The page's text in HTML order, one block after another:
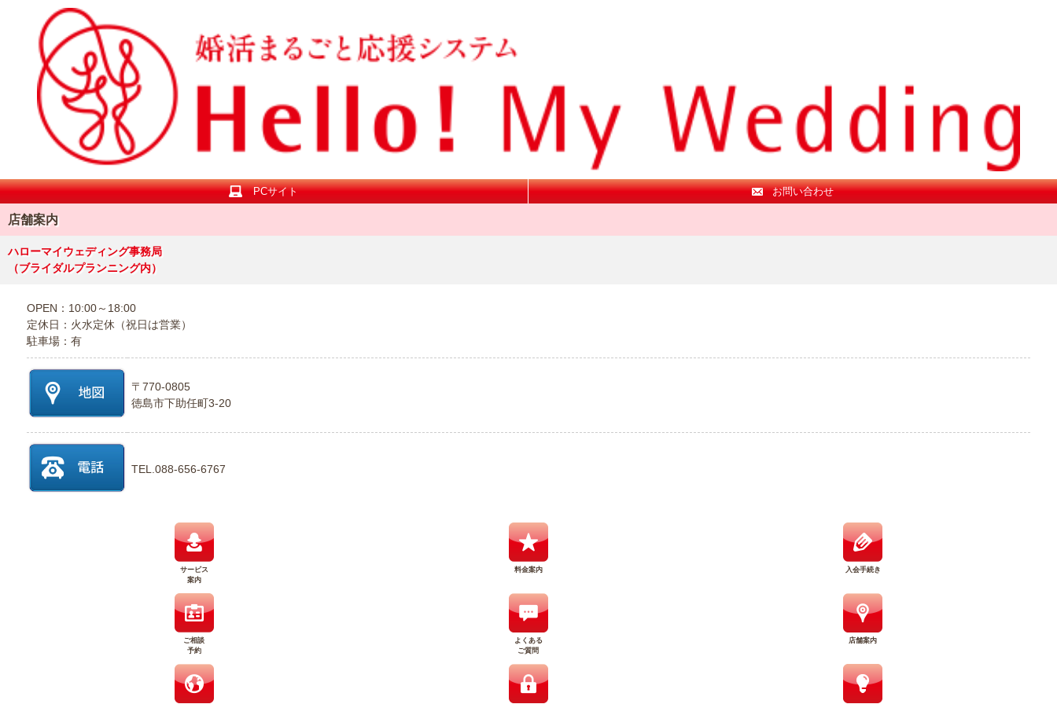
PCサイト お問い合わせ
店舗案内
ハローマイウェディング事務局
（ブライダルプランニング内）
OPEN：10:00～18:00
定休日：火水定休（祝日は営業）
駐車場：有
〒770-0805
徳島市下助任町3-20
TEL.088-656-6767
サービス
案内
料金案内 入会手続き
ご相談
予約
よくある
ご質問
店舗案内